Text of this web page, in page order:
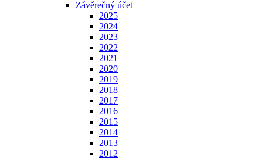
Závěrečný účet
2025
2024
2023
2022
2021
2020
2019
2018
2017
2016
2015
2014
2013
2012